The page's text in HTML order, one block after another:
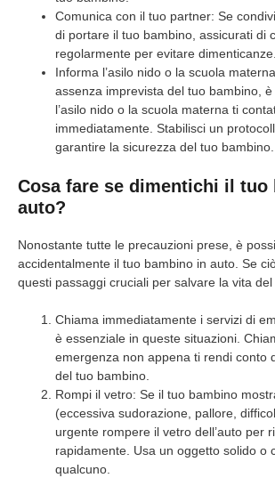
Comunica con il tuo partner: Se
di portare il tuo bambino, assicurati di
regolarmente per evitare dimenticanze.
Informa l’asilo nido o la scuola
assenza imprevista del tuo bambino,
l’asilo nido o la scuola materna ti
immediatamente. Stabilisci un
garantire la sicurezza del tuo bambino.
Cosa fare se dimentichi il tuo
auto?
Nonostante tutte le precauzioni prese, è
accidentalmente il tuo bambino in auto. Se
questi passaggi cruciali per salvare la vita
Chiama immediatamente i servizi di
è essenziale in queste situazioni.
emergenza non appena ti rendi conto
del tuo bambino.
Rompi il vetro: Se il tuo bambino
(eccessiva sudorazione, pallore,
urgente rompere il vetro dell’auto per
rapidamente. Usa un oggetto solido o
qualcuno.